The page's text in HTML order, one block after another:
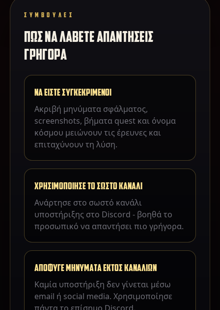
ΣΥΜΒΟΥΛΕΣ
ΠΩΣ ΝΑ ΛΑΒΕΤΕ ΑΠΑΝΤΗΣΕΙΣ
ΓΡΗΓΟΡΑ
ΝΑ ΕΙΣΤΕ ΣΥΓΚΕΚΡΙΜΕΝΟΙ
Ακριβή μηνύματα σφάλματος,
screenshots, βήματα quest και όνομα
κόσμου μειώνουν τις έρευνες και
επιταχύνουν τη λύση.
ΧΡΗΣΙΜΟΠΟΙΗΣΕ ΤΟ ΣΩΣΤΟ ΚΑΝΑΛΙ
Ανάρτησε στο σωστό κανάλι
υποστήριξης στο Discord - βοηθά το
προσωπικό να απαντήσει πιο γρήγορα.
ΑΠΟΦΥΓΕ ΜΗΝΥΜΑΤΑ ΕΚΤΟΣ ΚΑΝΑΛΙΩΝ
Καμία υποστήριξη δεν γίνεται μέσω
email ή social media. Χρησιμοποίησε
πάντα το επίσημο Discord.